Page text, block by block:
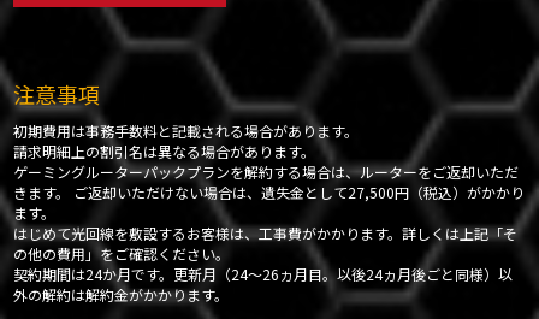
注意事項
初期費用は事務手数料と記載される場合があります。
請求明細上の割引名は異なる場合があります。
ゲーミングルーターパックプランを解約する場合は、ルーターをご返却いただ
きます。 ご返却いただけない場合は、遺失金として27,500円（税込）がかかり
ます。
はじめて光回線を敷設するお客様は、工事費がかかります。詳しくは上記「そ
の他の費用」をご確認ください。
契約期間は24か月です。更新月（24～26ヵ月目。以後24ヵ月後ごと同様）以
外の解約は解約金がかかります。